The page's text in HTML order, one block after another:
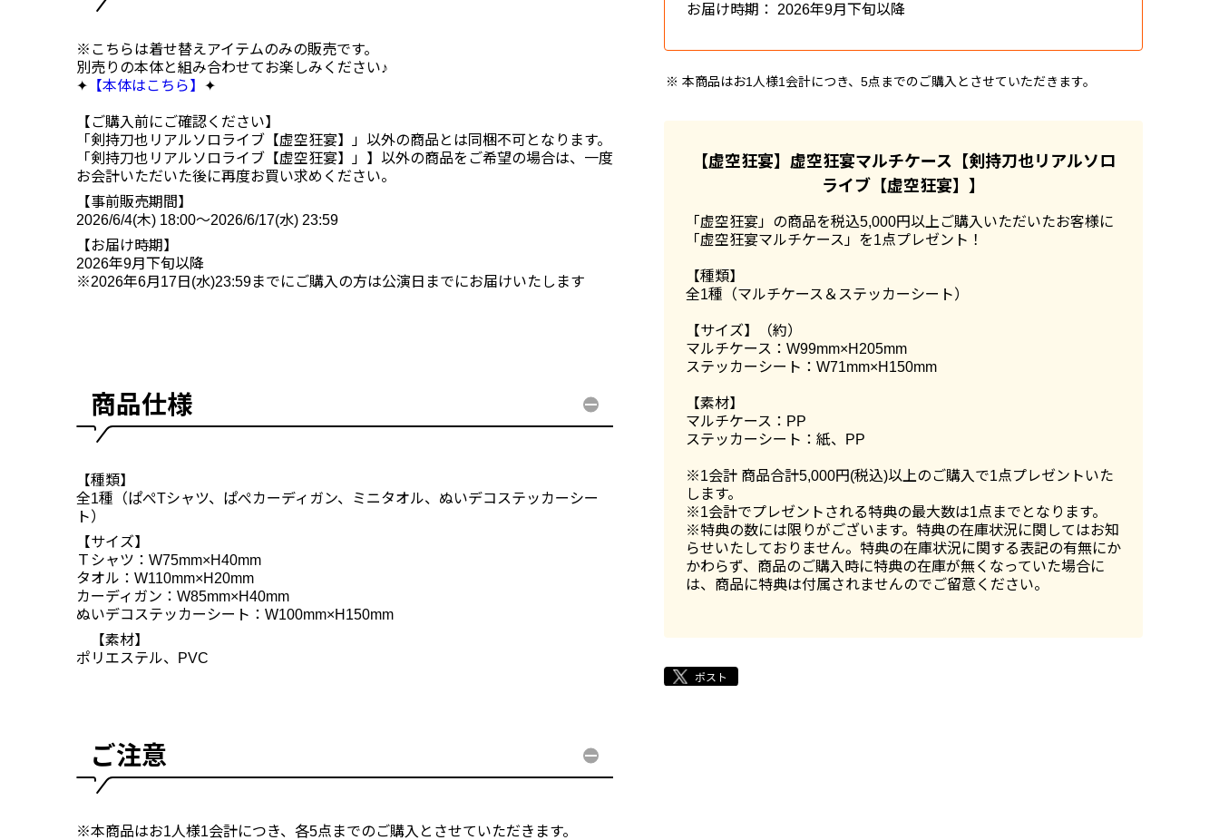
お届け時期： 2026年9月下旬以降
本商品はお1人様1会計につき、5点までのご購入とさせていただきます。
【虚空狂宴】虚空狂宴マルチケース【剣持刀也リアルソロ
ライブ【虚空狂宴】】
「虚空狂宴」の商品を税込5,000円以上ご購入いただいたお客様に
「虚空狂宴マルチケース」を1点プレゼント！
【種類】
全1種（マルチケース＆ステッカーシート）
【サイズ】（約）
マルチケース：W99mm×H205mm
ステッカーシート：W71mm×H150mm
【素材】
マルチケース：PP
ステッカーシート：紙、PP
※1会計 商品合計5,000円(税込)以上のご購入で1点プレゼントいた
します。
※1会計でプレゼントされる特典の最大数は1点までとなります。
※特典の数には限りがございます。特典の在庫状況に関してはお知
らせいたしておりません。特典の在庫状況に関する表記の有無にか
かわらず、商品のご購入時に特典の在庫が無くなっていた場合に
は、商品に特典は付属されませんのでご留意ください。
※こちらは着せ替えアイテムのみの販売です。
別売りの本体と組み合わせてお楽しみください♪
✦ 【本体はこちら】 ✦
【ご購入前にご確認ください】
「剣持刀也リアルソロライブ【虚空狂宴】」以外の商品とは同梱不可となります。
「剣持刀也リアルソロライブ【虚空狂宴】」】以外の商品をご希望の場合は、一度
お会計いただいた後に再度お買い求めください。
【事前販売期間】
2026/6/4(木) 18:00～2026/6/17(水) 23:59
【お届け時期】
2026年9月下旬以降
※2026年6月17日(水)23:59までにご購入の方は公演日までにお届けいたします
商品仕様
【種類】
全1種（ぱぺTシャツ、ぱぺカーディガン、ミニタオル、ぬいデコステッカーシー
ト）
【サイズ】
Ｔシャツ：W75mm×H40mm
タオル：W110mm×H20mm
カーディガン：W85mm×H40mm
ぬいデコステッカーシート：W100mm×H150mm
【素材】
ポリエステル、PVC
ご注意
※本商品はお1人様1会計につき、各5点までのご購入とさせていただきます。